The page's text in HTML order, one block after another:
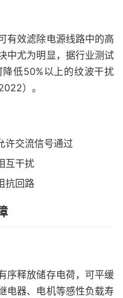
有效滤除电源线路中的高
中尤为明显，据行业测试
低50%以上的纹波干扰
）。
许交流信号通过
互干扰
抗回路
序释放储存电荷，可平缓
电器、电机等感性负载寿